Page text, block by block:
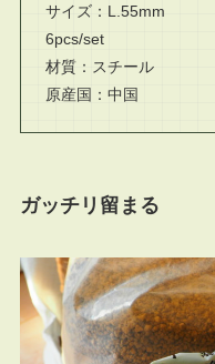
サイズ：L.55mm
6pcs/set
材質：スチール
原産国：中国
ガッチリ留まる